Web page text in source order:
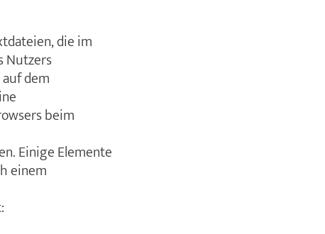
die im
Nutzers
dem
beim
Einige Elemente
einem